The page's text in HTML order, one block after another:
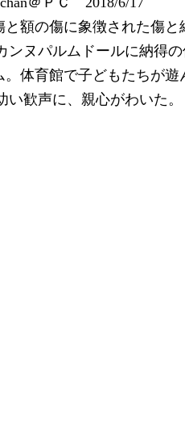
額の傷に象徴された傷
ヌパルムドールに納得
体育館で子どもたちが
歓声に、親心がわいた。